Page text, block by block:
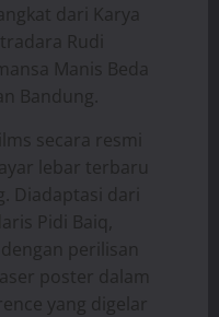
dari Karya
Rudi
Manis Beda
Bandung.
secara resmi
lebar terbaru
Diadaptasi dari
Pidi Baiq,
perilisan
poster dalam
yang digelar